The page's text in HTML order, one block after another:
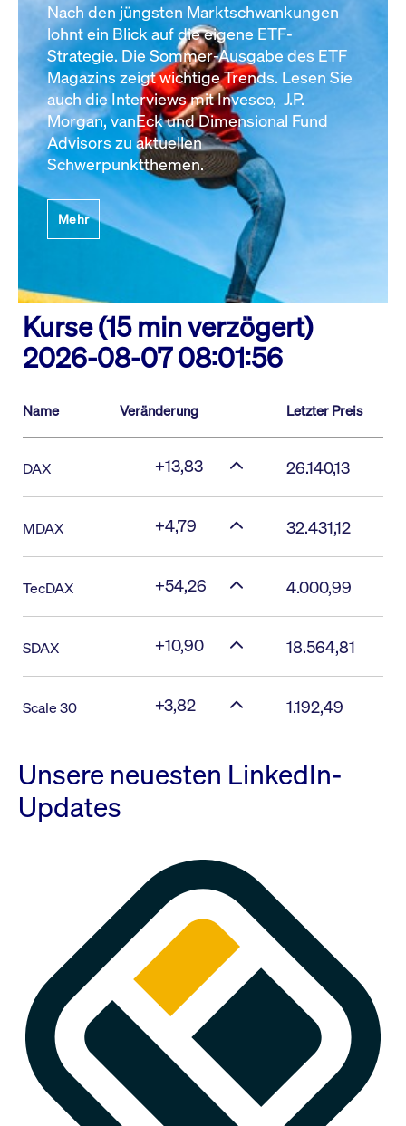
Nach den jüngsten Marktschwankungen
lohnt ein Blick auf die eigene ETF-
Strategie. Die Sommer-Ausgabe des ETF
Magazins zeigt wichtige Trends. Lesen Sie
auch die Interviews mit Invesco, J.P.
Morgan, vanEck und Dimensional Fund
Advisors zu aktuellen
Schwerpunktthemen.
Mehr
Kurse (15 min verzögert)
2026-08-07 08:01:56
Name Veränderung Letzter Preis
DAX +13,83 26.140,13
MDAX +4,79 32.431,12
TecDAX +54,26 4.000,99
SDAX +10,90 18.564,81
Scale 30 +3,82 1.192,49
Unsere neuesten LinkedIn-
Updates